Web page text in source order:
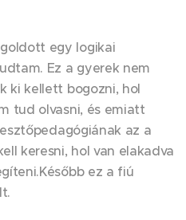
egy logikai
Ez a gyerek nem
ki kellett bogozni, hol
tud olvasni, és emiatt
az a
keresni, hol van elakadva
ez a fiú